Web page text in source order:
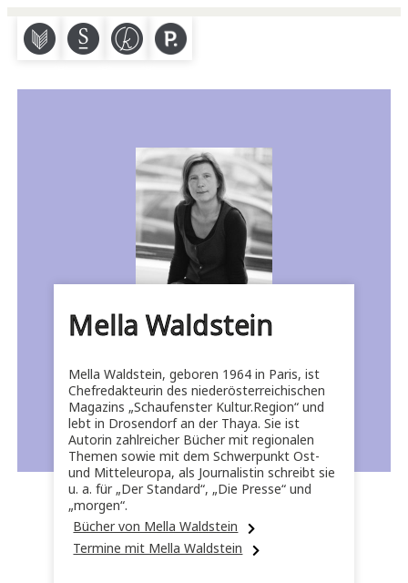
M S K P
Mella Waldstein
Mella Waldstein, geboren 1964 in Paris, ist
Chefredakteurin des niederösterreichischen
Magazins „Schaufenster Kultur.Region“ und
lebt in Drosendorf an der Thaya. Sie ist
Autorin zahlreicher Bücher mit regionalen
Themen sowie mit dem Schwerpunkt Ost-
und Mitteleuropa, als Journalistin schreibt sie
u. a. für „Der Standard“, „Die Presse“ und
„morgen“.
Bücher von Mella Waldstein
Termine mit Mella Waldstein